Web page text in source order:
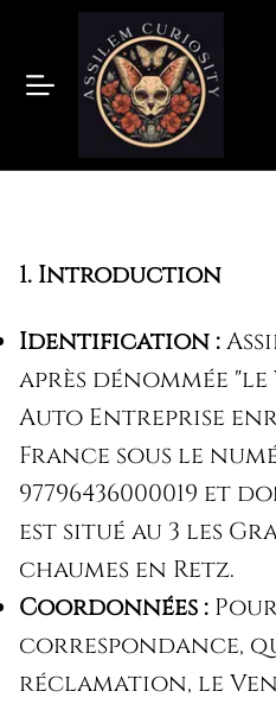
1. Introduction
Identification :
après dénommée
Auto Entreprise
France sous le
97796436000019 et
est situé au 3 les
chaumes en Retz.
Coordonnées :
correspondance,
réclamation, le